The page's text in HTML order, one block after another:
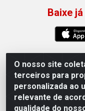
Permitir que a
O nosso site
terceiros para
personalizada ao
relevante de
qualidade do
Baixe
Motociclo - Rua
Jardim